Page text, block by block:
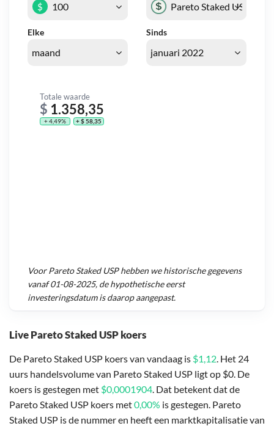
Live Pareto Staked USP koers
De Pareto Staked USP koers van vandaag is $1,12. Het 24
uurs handelsvolume van Pareto Staked USP ligt op $0. De
koers is gestegen met $0,0001904. Dat betekent dat de
Pareto Staked USP koers met0,00% is gestegen. Pareto
Staked USP is de nummer en heeft een marktkapitalisatie van
Elke Sinds
$
Totale waarde
$ 1.358,35
+ 4,49% + $ 58,35
VoorPareto Staked USPhebben we historische gegevens
vanaf01-08-2025, de hypothetische eerst
investeringsdatum is daarop aangepast.